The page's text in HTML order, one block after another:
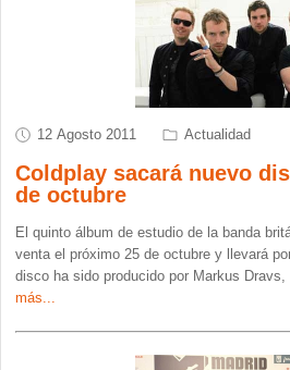
12 Agosto 2011 Actualidad
Coldplay sacará nuevo
de octubre
El quinto álbum de estudio de la banda
venta el próximo 25 de octubre y llevará
disco ha sido producido por Markus Dravs,
más...